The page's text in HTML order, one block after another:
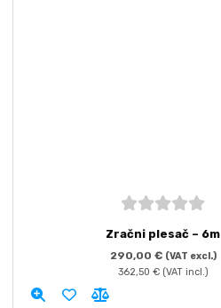
5
Zračni plesač – 6m
290,00 € (VAT excl.)
362,50 €(VAT incl.)